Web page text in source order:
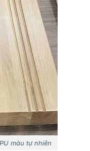
màu tự nhiên